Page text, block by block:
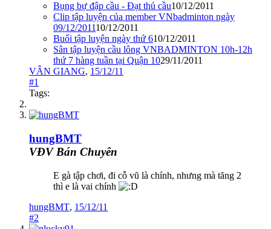
Bụng bự đập cầu - Đạt thủ cầu10/12/2011
Clip tập luyện của member VNbadminton ngày
09/12/201110/12/2011
Buổi tập luyện ngày thứ 610/12/2011
Sân tập luyện cầu lông VNBADMINTON 10h-12h
thứ 7 hàng tuần tại Quận 1029/11/2011
VÂN GIANG, 15/12/11
#1
Tags:
hungBMT
VĐV Bán Chuyên
E gà tập chơi, đi cỗ vũ là chính, nhưng mà tăng 2
thì e là vai chính
hungBMT, 15/12/11
#2